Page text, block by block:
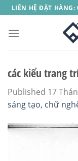
Skip
to
content
LIÊN HỆ ĐẶT
các kiểu trang
Published 17
sáng tạo, chữ